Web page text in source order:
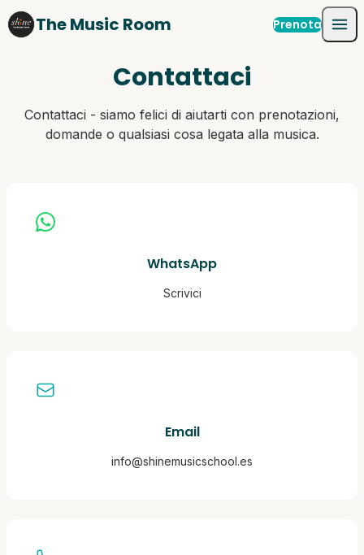
Skip to content
The Music Room Prenota
Contattaci
Contattaci - siamo felici di aiutarti con prenotazioni,
domande o qualsiasi cosa legata alla musica.
WhatsApp
Scrivici
Email
info@shinemusicschool.es